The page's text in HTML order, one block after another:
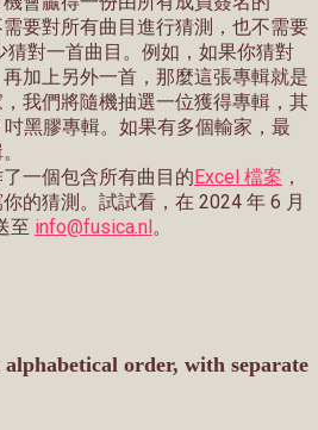
要對所有曲目進行猜測，也不需要
猜對一首曲目。例如，如果你猜對
加上另外一首，那麼這張專輯就是
我們將隨機抽選一位獲得專輯，其
黑膠專輯。如果有多個輸家，最
一個包含所有曲目的 Excel 檔案 ，
的猜測。試試看，在 2024 年 6 月
至 info@fusica.nl 。
order, with separate